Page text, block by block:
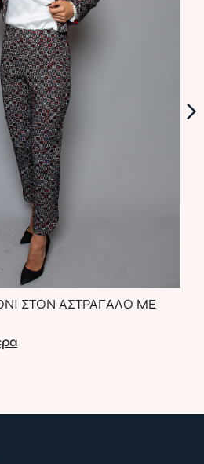
ΣΤΟΝ ΑΣΤΡΑΓΑΛΟ ΜΕ